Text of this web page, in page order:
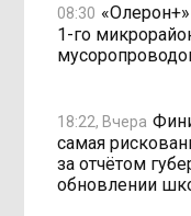
08:30
1-го
18:22, Вчера
самая
за отчётом
обновлении